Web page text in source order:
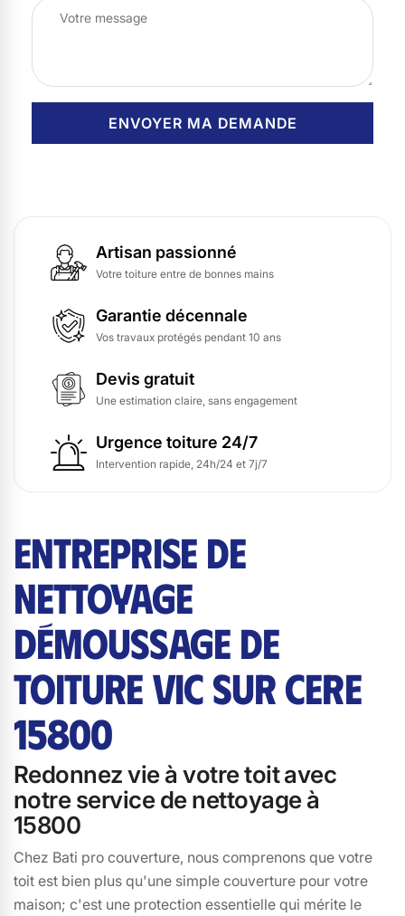
Artisan passionné
Votre toiture entre de bonnes mains
Garantie décennale
Vos travaux protégés pendant 10 ans
Devis gratuit
Une estimation claire, sans engagement
Urgence toiture 24/7
Intervention rapide, 24h/24 et 7j/7
ENTREPRISE DE
NETTOYAGE
DÉMOUSSAGE DE
TOITURE VIC SUR CERE
15800
Redonnez vie à votre toit avec
notre service de nettoyage à
15800
Chez Bati pro couverture, nous comprenons que votre
toit est bien plus qu'une simple couverture pour votre
maison; c'est une protection essentielle qui mérite le